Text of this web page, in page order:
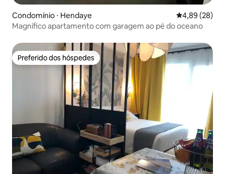
Condomínio ⋅ Hendaye 4,89 de uma
4,89 (28)
Magnífico apartamento com garagem ao pé do oceano
Preferido dos hóspedes
Preferido dos hóspedes